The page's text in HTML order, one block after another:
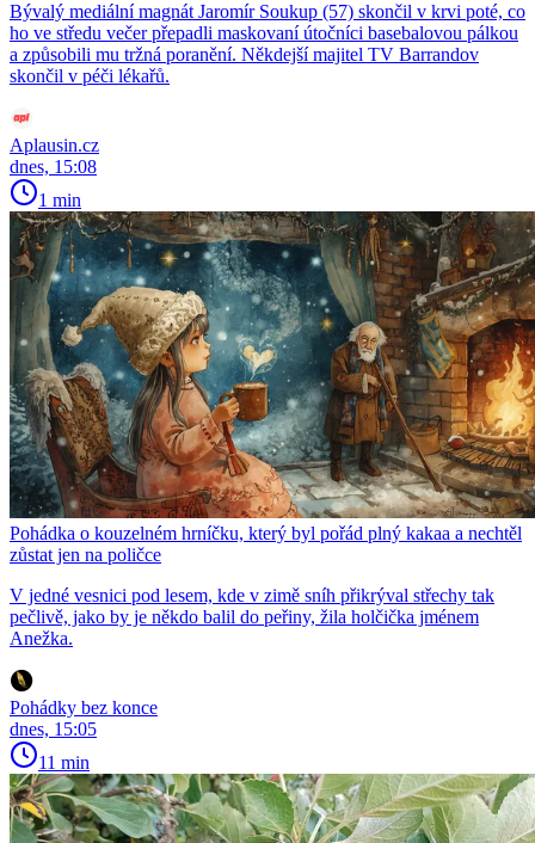
Bývalý mediální magnát Jaromír Soukup (57) skončil v krvi poté, co
ho ve středu večer přepadli maskovaní útočníci basebalovou pálkou
a způsobili mu tržná poranění. Někdejší majitel TV Barrandov
skončil v péči lékařů.
Aplausin.cz
dnes, 15:08
1 min
Pohádka o kouzelném hrníčku, který byl pořád plný kakaa a nechtěl
zůstat jen na poličce
V jedné vesnici pod lesem, kde v zimě sníh přikrýval střechy tak
pečlivě, jako by je někdo balil do peřiny, žila holčička jménem
Anežka.
Pohádky bez konce
dnes, 15:05
11 min